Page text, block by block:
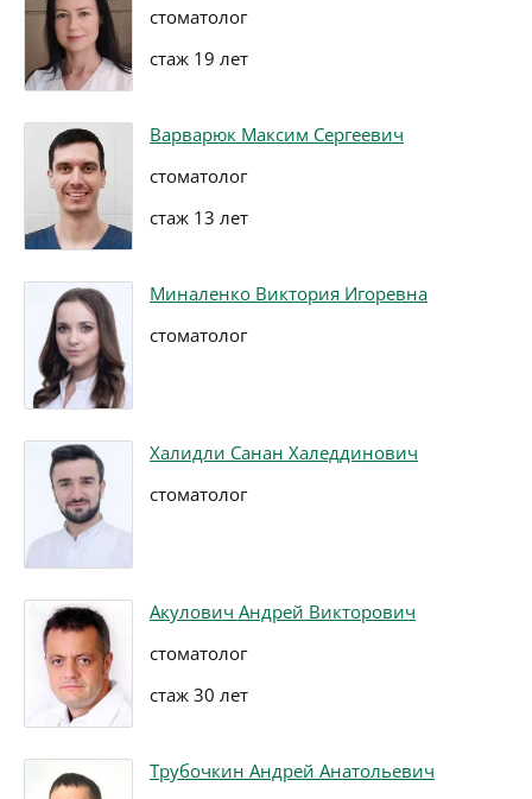
стоматолог
стаж 19 лет
Варварюк Максим Сергеевич
стоматолог
стаж 13 лет
Миналенко Виктория Игоревна
стоматолог
Халидли Санан Халеддинович
стоматолог
Акулович Андрей Викторович
стоматолог
стаж 30 лет
Трубочкин Андрей Анатольевич